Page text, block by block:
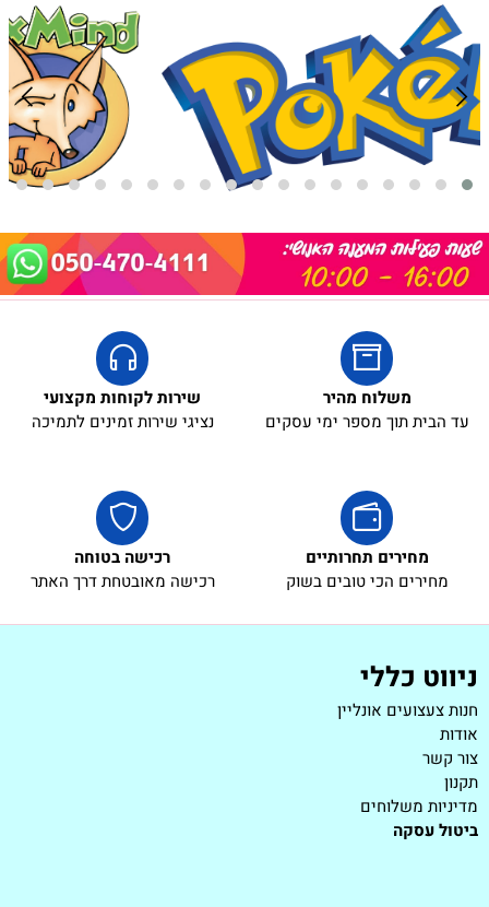
משלוח מהיר
עד הבית תוך מספר ימי עסקים
שירות לקוחות מקצועי
נציגי שירות זמינים לתמיכה
מחירים תחרותיים
מחירים הכי טובים בשוק
רכישה בטוחה
רכישה מאובטחת דרך האתר
ניווט כללי
חנות צעצועים אונליין
אודות
צור קשר
תקנון
מדיניות משלוחים
ביטול עסקה